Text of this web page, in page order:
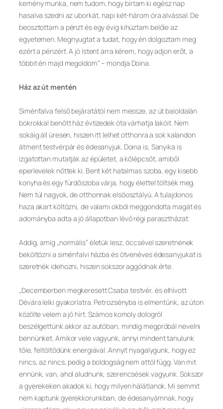
kemény munka, nem tudom, hogy bírtam ki egész nap
hasalva szedni az uborkát, napi két-három óra alvással. De
beosztottam a pénzt és egy évig kihúztam belőle az
egyetemen. Megnyugtat a tudat, hogy én dolgoztam meg
ezért a pénzért. A jó Istent arra kérem, hogy adjon erőt, a
többit én majd megoldom” – mondja Doina.
Ház az út mentén
Siménfalva felső bejáratától nem messze, az út baloldalán
bokrokkal benőtt ház évtizedek óta várhatja lakóit. Nem
sokáig áll üresen, hiszen itt lelhet otthonra a sok kalandon
átment testvérpár és édesanyjuk. Doina is, Sanyika is
izgatottan mutatják az épületet, a kőlépcsőt, amiből
eperlevelek nőttek ki. Bent két hatalmas szoba, egy kisebb
konyha és egy fürdőszoba várja, hogy élettel töltsék meg.
Nem túl nagyok, de otthonnak elsőosztályú. A tulajdonos
haza akart költözni, de valami okból meggondolta magát és
adományba adta a jó állapotban lévő régi parasztházat.
Addig, amíg „normális” életük lesz, öccsével szeretnének
beköltözni a siménfalvi házba és ötvenéves édesanyjukat is
szeretnék idehozni, hiszen sokszor aggódnak érte.
„Decemberben megkeresett Csaba testvér, és elhívott
Dévára lelki gyakorlatra. Petrozsényba is elmentünk, az úton
közölte velem a jó hírt. Számos komoly dologról
beszélgettünk akkor az autóban, mindig megpróbál nevelni
bennünket. Amikor vele vagyunk, annyi mindent tanulunk
tőle, feltöltődünk energiával. Annyit nyagalygunk, hogy ez
nincs, az nincs, pedig a boldogság nem attól függ. Van mit
ennünk, van, ahol aludnunk, szerencsések vagyunk. Sokszor
a gyerekeken akadok ki, hogy milyen hálátlanok. Mi semmit
nem kaptunk gyerekkorunkban, de édesanyámnak, hogy